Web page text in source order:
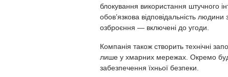
блокування використання штучного
обов’язкова відповідальність
озброєння — включені до угоди.
Компанія також створить технічні
лише у хмарних мережах. Окремо
забезпечення їхньої безпеки.